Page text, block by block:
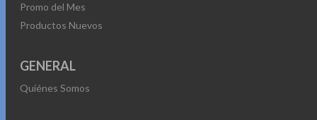
Promo del Mes
Productos Nuevos
GENERAL
Quiénes Somos